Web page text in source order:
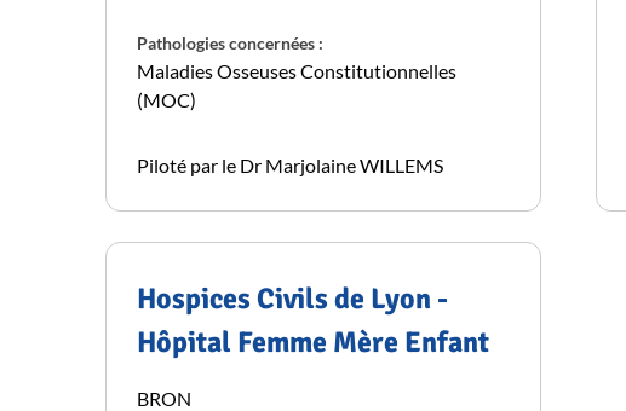
Pathologies concernées :
Maladies Osseuses Constitutionnelles
(MOC)
Piloté par le Dr Marjolaine WILLEMS
Hospices Civils de Lyon -
Hôpital Femme Mère Enfant
BRON